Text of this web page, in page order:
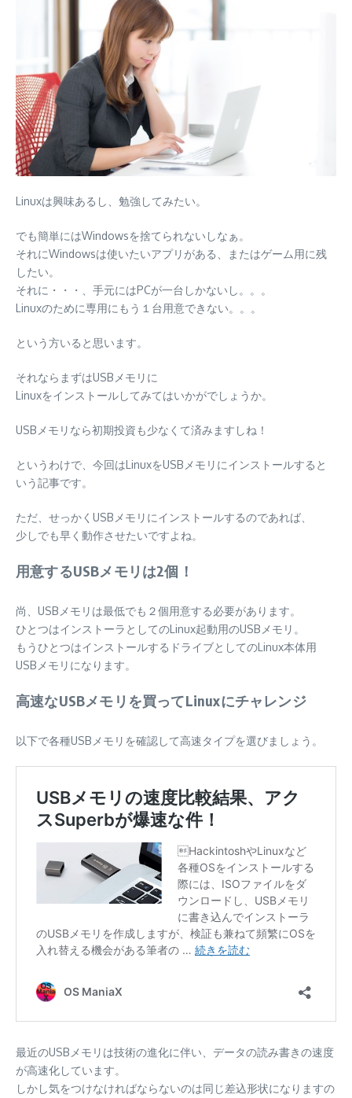
Linuxは興味あるし、勉強してみたい。
でも簡単にはWindowsを捨てられないしなぁ。
それにWindowsは使いたいアプリがある、またはゲーム用に残
したい。
それに・・・、手元にはPCが一台しかないし。。。
Linuxのために専用にもう１台用意できない。。。
という方いると思います。
それならまずはUSBメモリに
Linuxをインストールしてみてはいかがでしょうか。
USBメモリなら初期投資も少なくて済みますしね！
というわけで、今回はLinuxをUSBメモリにインストールすると
いう記事です。
ただ、せっかくUSBメモリにインストールするのであれば、
少しでも早く動作させたいですよね。
用意するUSBメモリは2個！
尚、USBメモリは最低でも２個用意する必要があります。
ひとつはインストーラとしてのLinux起動用のUSBメモリ。
もうひとつはインストールするドライブとしてのLinux本体用
USBメモリになります。
高速なUSBメモリを買ってLinuxにチャレンジ
以下で各種USBメモリを確認して高速タイプを選びましょう。
最近のUSBメモリは技術の進化に伴い、データの読み書きの速度
が高速化しています。
しかし気をつけなければならないのは同じ差込形状になりますの